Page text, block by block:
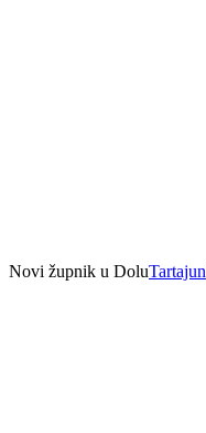
Novi župnik u DoluTartajun